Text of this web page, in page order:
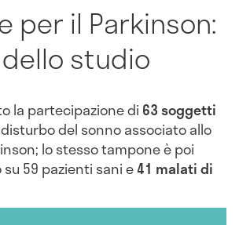
per il Parkinson:
studio
la partecipazione di 63 soggetti
del sonno associato allo
lo stesso tampone è poi
59 pazienti sani e41 malati di